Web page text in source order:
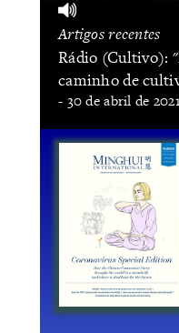
Artigos recentes
Rádio (Cultivo):
caminho de
- 30 de abril de 2021